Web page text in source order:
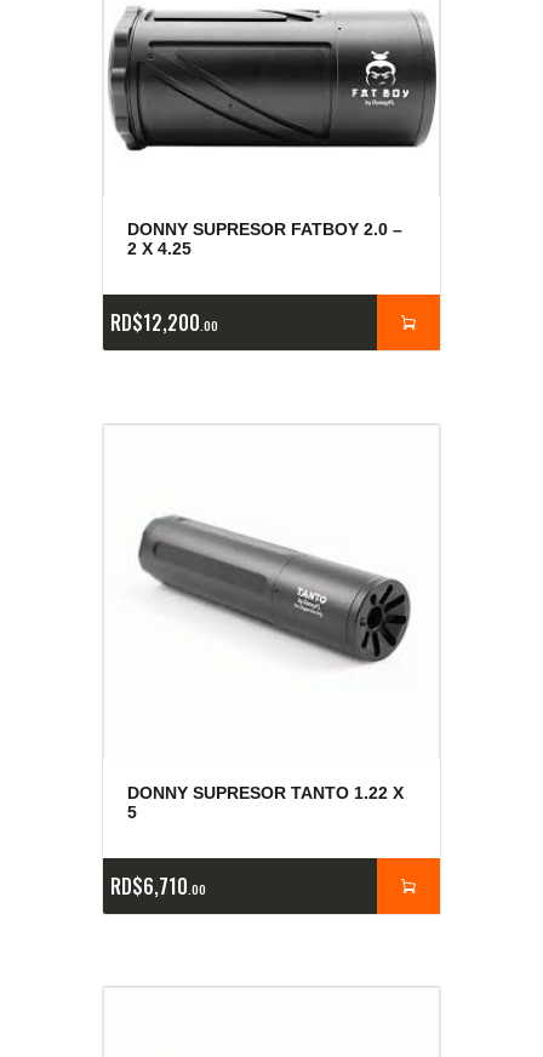
DONNY SUPRESOR FATBOY 2.0 –
2 X 4.25
RD$12,200 00
DONNY SUPRESOR TANTO 1.22 X
5
RD$6,710 00